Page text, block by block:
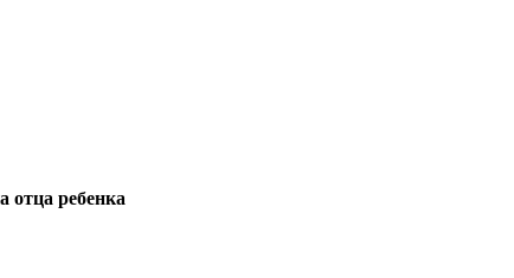
отца ребенка